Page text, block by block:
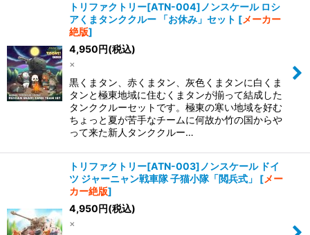
トリファクトリー[ATN-004]ノンスケール ロシ
アくまタンククルー 「お休み」セット [メーカー
絶版]
4,950円(税込)
×
黒くまタン、赤くまタン、灰色くまタンに白くま
タンと極東地域に住むくまタンが揃って結成した
タンククルーセットです。極東の寒い地域を好む
ちょっと夏が苦手なチームに何故か竹の国からや
って来た新人タンククルー…
トリファクトリー[ATN-003]ノンスケール ドイ
ツ ジャーニャン戦車隊 子猫小隊「閲兵式」
[メー
カー絶版]
4,950円(税込)
×